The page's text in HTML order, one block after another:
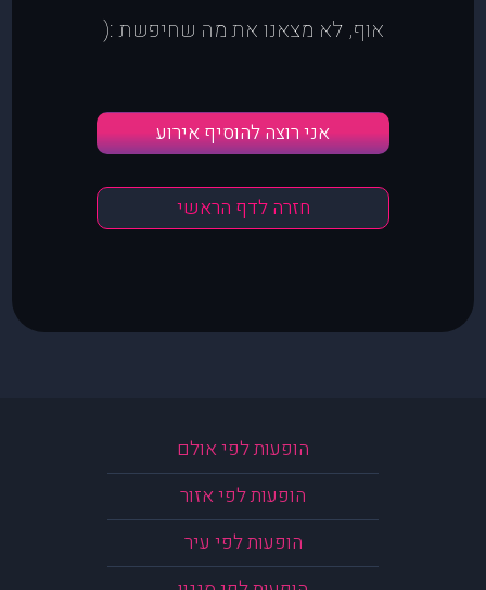
אוף, לא מצאנו את מה שחיפשת :(
אני רוצה להוסיף אירוע
חזרה לדף הראשי
הופעות לפי אולם
הופעות לפי אזור
הופעות לפי עיר